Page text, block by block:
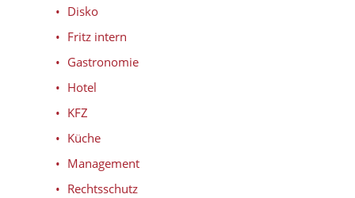
Disko
Fritz intern
Gastronomie
Hotel
KFZ
Küche
Management
Rechtsschutz